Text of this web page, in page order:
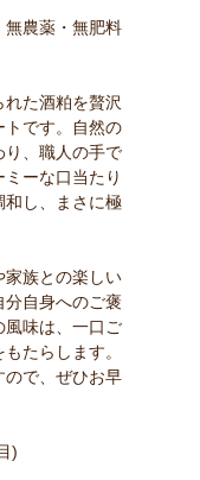
無農薬・無肥料
た酒粕を贅沢
トです。自然の
り、職人の手で
ーな口当たり
和し、まさに極
家族との楽しい
自身へのご褒
風味は、一口ご
たらします。
ので、ぜひお早
)